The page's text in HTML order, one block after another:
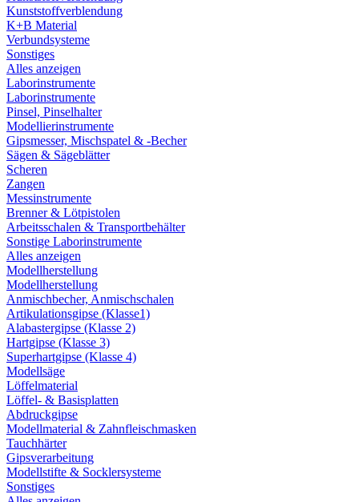
Kunststoffverblendung
K+B Material
Verbundsysteme
Sonstiges
Alles anzeigen
Laborinstrumente
Laborinstrumente
Pinsel, Pinselhalter
Modellierinstrumente
Gipsmesser, Mischspatel & -Becher
Sägen & Sägeblätter
Scheren
Zangen
Messinstrumente
Brenner & Lötpistolen
Arbeitsschalen & Transportbehälter
Sonstige Laborinstrumente
Alles anzeigen
Modellherstellung
Modellherstellung
Anmischbecher, Anmischschalen
Artikulationsgipse (Klasse1)
Alabastergipse (Klasse 2)
Hartgipse (Klasse 3)
Superhartgipse (Klasse 4)
Modellsäge
Löffelmaterial
Löffel- & Basisplatten
Abdruckgipse
Modellmaterial & Zahnfleischmasken
Tauchhärter
Gipsverarbeitung
Modellstifte & Socklersysteme
Sonstiges